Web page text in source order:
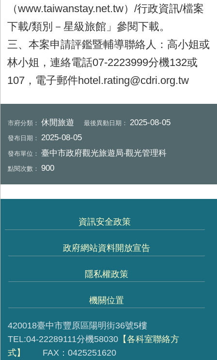
（www.taiwanstay.net.tw）/行政資訊/檔案
下載/類別－星級旅館」參閱下載。
三、本案申請評鑑暨輔導聯絡人：高小姐或
林小姐，連絡電話07-2223999分機132或
107，電子郵件hotel.rating@cdri.org.tw
市府分類：休閒旅遊 最後異動日期：2025-08-05
發布日期：2025-08-05
發布單位：臺中市政府觀光旅遊局‧觀光管理科
點閱次數：900
資訊安全政策
政府網站資料開放宣告
隱私權政策
機關位置
420018臺中市豐原區陽明街36號5樓
TEL:04-22289111分機58030 【各科室聯絡方
式】
FAX：0425251620